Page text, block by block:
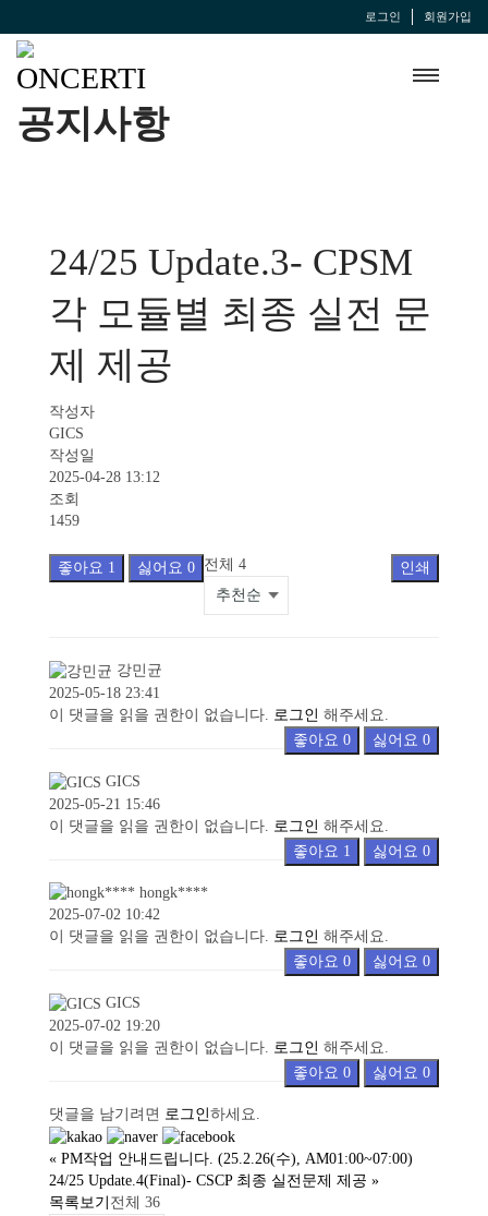
로그인 회원가입
공지사항
24/25 Update.3- CPSM
각 모듈별 최종 실전 문
제 제공
작성자
GICS
작성일
2025-04-28 13:12
조회
1459
좋아요 1 싫어요 0 인쇄
전체 4
강민균
2025-05-18 23:41
이 댓글을 읽을 권한이 없습니다.
로그인 해주세요.
좋아요 0 싫어요 0
GICS
2025-05-21 15:46
이 댓글을 읽을 권한이 없습니다.
로그인 해주세요.
좋아요 1 싫어요 0
hongk****
2025-07-02 10:42
이 댓글을 읽을 권한이 없습니다. 로그인 해주세요.
좋아요 0 싫어요 0
GICS
2025-07-02 19:20
이 댓글을 읽을 권한이 없습니다. 로그인 해주세요.
좋아요 0 싫어요 0
댓글을 남기려면 로그인하세요.
« PM작업 안내드립니다. (25.2.26(수), AM01:00~07:00)
24/25 Update.4(Final)- CSCP 최종 실전문제 제공 »
목록보기 전체 36